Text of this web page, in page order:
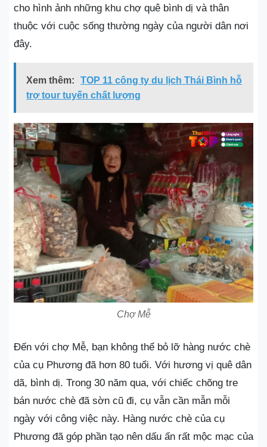
cho hình ảnh những khu chợ quê bình dị và thân
thuộc với cuộc sống thường ngày của người dân nơi
đây.
Xem thêm:
TOP 11 công ty du lịch Thái Bình hỗ
trợ tour tuyến chất lượng
Chợ Mễ
Đến với chợ Mễ, bạn không thể bỏ lỡ hàng nước chè
của cụ Phương đã hơn 80 tuổi. Với hương vị quê dân
dã, bình dị. Trong 30 năm qua, với chiếc chõng tre
bán nước chè đã sờn cũ đi, cụ vẫn cần mẫn mỗi
ngày với công việc này. Hàng nước chè của cụ
Phương đã góp phần tạo nên dấu ấn rất mộc mạc của